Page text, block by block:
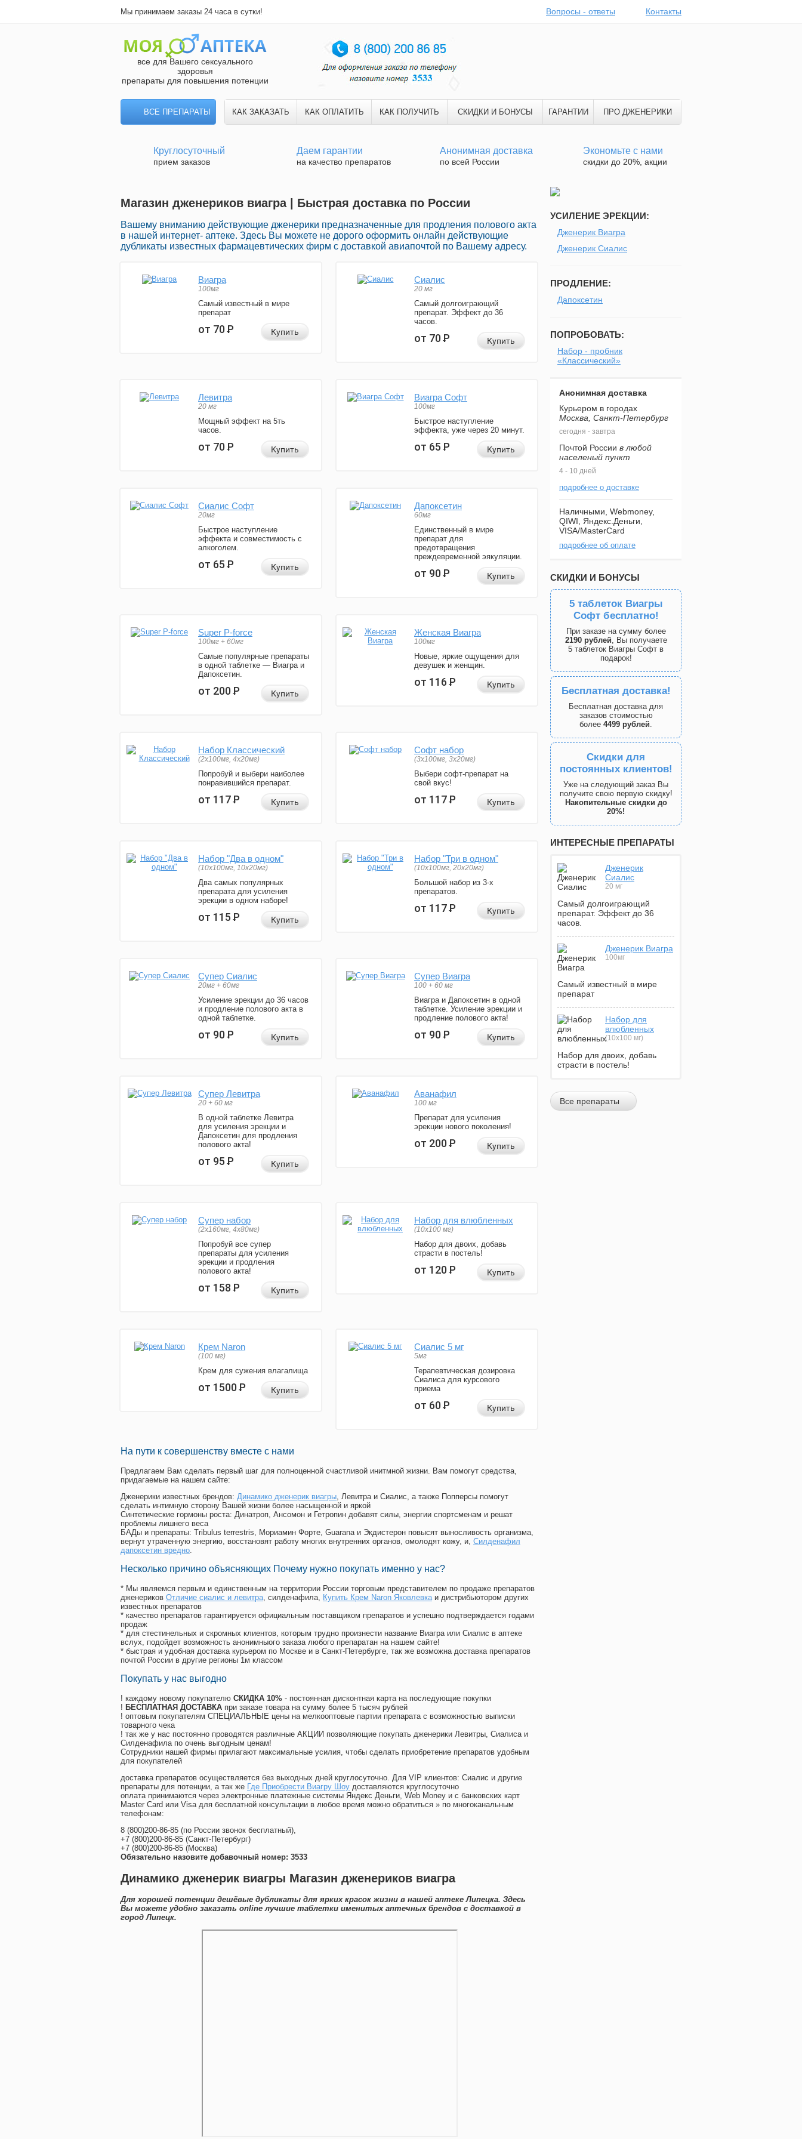
Мы принимаем заказы 24 часа в сутки! Вопросы - ответы Контакты
все для Вашего сексуального
здоровья
препараты для повышения потенции
ВСЕ ПРЕПАРАТЫ КАК ЗАКАЗАТЬ КАК ОПЛАТИТЬ КАК ПОЛУЧИТЬ СКИДКИ И БОНУСЫ ГАРАНТИИ ПРО ДЖЕНЕРИКИ
Круглосуточный
прием заказов
Даем гарантии
на качество препаратов
Анонимная доставка
по всей России
Экономьте с нами
скидки до 20%, акции
Магазин дженериков виагра | Быстрая доставка по России
Вашему вниманию действующие дженерики предназначенные для продления полового акта
в нашей интернет- аптеке. Здесь Вы можете не дорого оформить онлайн действующие
дубликаты известных фармацевтических фирм с доставкой авиапочтой по Вашему адресу.
Виагра
100мг
Самый известный в мире
препарат
от 70Р Купить
Сиалис
20 мг
Самый долгоиграющий
препарат. Эффект до 36
часов.
от 70Р Купить
Левитра
20 мг
Мощный эффект на 5ть
часов.
от 70Р Купить
Виагра Софт
100мг
Быстрое наступление
эффекта, уже через 20 минут.
от 65Р Купить
Сиалис Софт
20мг
Быстрое наступление
эффекта и совместимость с
алкоголем.
от 65Р Купить
Дапоксетин
60мг
Единственный в мире
препарат для
предотвращения
преждевременной эякуляции.
от 90Р Купить
Super P-force
100мг + 60мг
Самые популярные препараты
в одной таблетке — Виагра и
Дапоксетин.
от 200Р Купить
Женская Виагра
100мг
Новые, яркие ощущения для
девушек и женщин.
от 116Р Купить
Набор Классический
(2x100мг, 4x20мг)
Попробуй и выбери наиболее
понравившийся препарат.
от 117Р Купить
Софт набор
(3x100мг, 3x20мг)
Выбери софт-препарат на
свой вкус!
от 117Р Купить
Набор "Два в одном"
(10x100мг, 10x20мг)
Два самых популярных
препарата для усиления
эрекции в одном наборе!
от 115Р Купить
Набор "Три в одном"
(10x100мг, 20x20мг)
Большой набор из 3-х
препаратов.
от 117Р Купить
Супер Сиалис
20мг + 60мг
Усиление эрекции до 36 часов
и продление полового акта в
одной таблетке.
от 90Р Купить
Супер Виагра
100 + 60 мг
Виагра и Дапоксетин в одной
таблетке. Усиление эрекции и
продление полового акта!
от 90Р Купить
Супер Левитра
20 + 60 мг
В одной таблетке Левитра
для усиления эрекции и
Дапоксетин для продления
полового акта!
от 95Р Купить
Аванафил
100 мг
Препарат для усиления
эрекции нового поколения!
от 200Р Купить
Супер набор
(2х160мг, 4х80мг)
Попробуй все супер
препараты для усиления
эрекции и продления
полового акта!
от 158Р Купить
Набор для влюбленных
(10х100 мг)
Набор для двоих, добавь
страсти в постель!
от 120Р Купить
Крем Naron
(100 мг)
Крем для сужения влагалища
от 1500Р Купить
Сиалис 5 мг
5мг
Терапевтическая дозировка
Сиалиса для курсового
приема
от 60Р Купить
На пути к совершенству вместе с нами
Предлагаем Вам сделать первый шаг для полноценной счастливой инитмной жизни. Вам помогут средства,
придагаемые на нашем сайте:
Дженерики известных брендов: Динамико дженерик виагры, Левитра и Сиалис, а также Попперсы помогут
сделать интимную сторону Вашей жизни более насыщенной и яркой
Синтетические гормоны роста: Динатроп, Ансомон и Гетропин добавят силы, энергии спортсменам и решат
проблемы лишнего веса
БАДы и препараты: Tribulus terrestris, Мориамин Форте, Guarana и Экдистерон повысят выносливость организма,
вернут утраченную энергию, восстановят работу многих внутренних органов, омолодят кожу, и, Силденафил
дапоксетин вредно.
Несколько причино объясняющих Почему нужно покупать именно у нас?
* Мы являемся первым и единственным на территории России торговым представителем по продаже препаратов
дженериков Отличие сиалис и левитра, силденафила, Купить Крем Naron Яковлевкаи дистрибьютором других
известных препаратов
* качество препаратов гарантируется официальным поставщиком препаратов и успешно подтверждается годами
продаж
* для стестинельных и скромных клиентов, которым трудно произнести название Виагра или Сиалис в аптеке
вслух, подойдет возможность анонимныого заказа любого препаратан на нашем сайте!
* быстрая и удобная доставка курьером по Москве и в Санкт-Петербурге, так же возможна доставка препаратов
почтой России в другие регионы 1м классом
Покупать у нас выгодно
! каждому новому покупателю СКИДКА 10% - постоянная дисконтная карта на последующие покупки
! БЕСПЛАТНАЯ ДОСТАВКА при заказе товара на сумму более 5 тысяч рублей
! оптовым покупателям СПЕЦИАЛЬНЫЕ цены на мелкооптовые партии препарата с возможностью выписки
товарного чека
! так же у нас постоянно проводятся различные АКЦИИ позволяющие покупать дженерики Левитры, Сиалиса и
Силденафила по очень выгодным ценам!
Cотрудники нашей фирмы прилагают максимальные усилия, чтобы сделать приобретение препаратов удобным
для покупателей
доставка препаратов осуществляется без выходных дней круглосуточно. Для VIP клиентов: Сиалис и другие
препараты для потенции, а так же Где Приобрести Виагру Шоу доставляются круглосуточно
оплата принимаются через электронные платежные системы Яндекс Деньги, Web Money и с банковских карт
Master Card или Visa для бесплатной консультации в любое время можно обратиться » по многоканальным
телефонам:
8 (800)200-86-85 (по России звонок бесплатный),
+7 (800)200-86-85 (Санкт-Петербург)
+7 (800)200-86-85 (Москва)
Обязательно назовите добавочный номер: 3533
Динамико дженерик виагры Магазин дженериков виагра
Для хорошей потенции дешёвые дубликаты для ярких красок жизни в нашей аптеке Липецка. Здесь
Вы можете удобно заказать online лучшие таблетки именитых аптечных брендов с доставкой в
город Липецк.
УСИЛЕНИЕ ЭРЕКЦИИ:
Дженерик Виагра
Дженерик Сиалис
ПРОДЛЕНИЕ:
Дапоксетин
ПОПРОБОВАТЬ:
Набор - пробник
«Классический»
Анонимная доставка
Курьером в городах
Москва, Санкт-Петербург
сегодня - завтра
Почтой России в любой
населеный пункт
4 - 10 дней
подробнее о доставке
Наличными, Webmoney,
QIWI, Яндекс.Деньги,
VISA/MasterCard
подробнее об оплате
СКИДКИ И БОНУСЫ
5 таблеток Виагры
Софт бесплатно!
При заказе на сумму более
2190 рублей, Вы получаете
5 таблеток Виагры Софт в
подарок!
Бесплатная доставка!
Бесплатная доставка для
заказов стоимостью
более 4499 рублей.
Скидки для
постоянных клиентов!
Уже на следующий заказ Вы
получите свою первую скидку!
Накопительные скидки до
20%!
ИНТЕРЕСНЫЕ ПРЕПАРАТЫ
Дженерик
Сиалис
20 мг
Самый долгоиграющий
препарат. Эффект до 36
часов.
Дженерик Виагра
100мг
Самый известный в мире
препарат
Набор для
влюбленных
(10х100 мг)
Набор для двоих, добавь
страсти в постель!
Все препараты